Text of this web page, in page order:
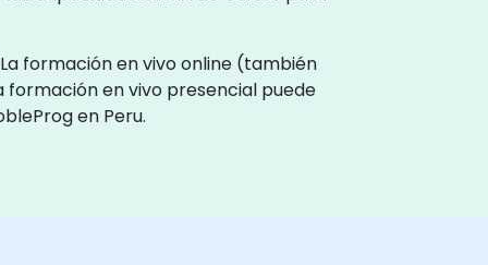
formación en vivo online (también
formación en vivo presencial puede
en Peru.